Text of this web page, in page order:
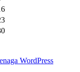
WordPress